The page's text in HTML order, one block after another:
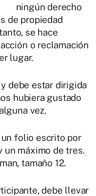
ningún derecho
de propiedad
se hace
o reclamación
lugar.
debe estar dirigida
hubiera gustado
vez.
folio escrito por
un máximo de tres.
tamaño 12.
debe llevar